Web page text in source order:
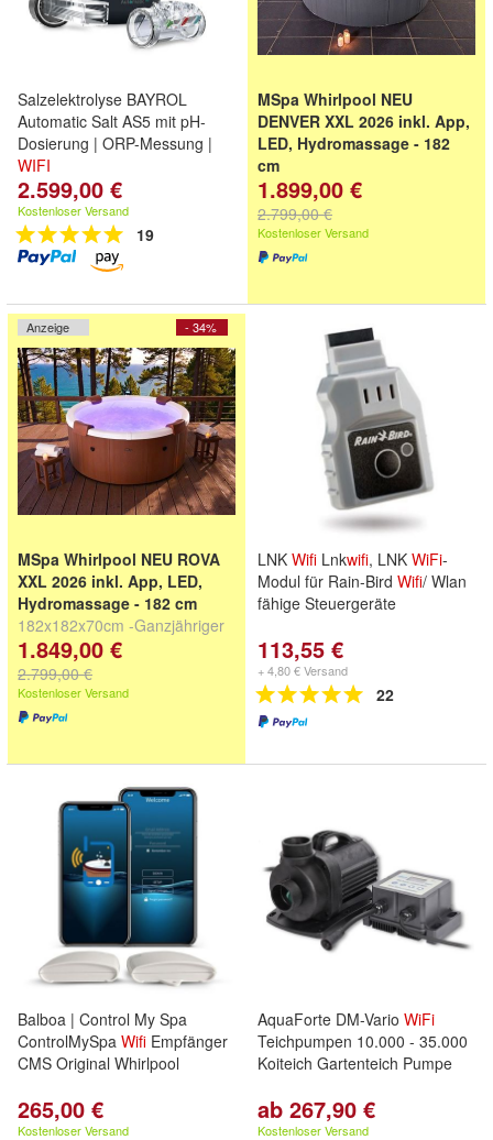
Salzelektrolyse BAYROL
Automatic Salt AS5 mit pH-
Dosierung | ORP-Messung |
WIFI
2.599,00 €
Kostenloser Versand
19
MSpa Whirlpool NEU
DENVER XXL 2026 inkl. App,
LED, Hydromassage - 182
cm
182x182x70cm -Ganzjähriger
Einsatz-Hydromassage-
LED
1.899,00 €
2.799,00 €
Kostenloser Versand
- 34%
Anzeige
MSpa Whirlpool NEU ROVA
XXL 2026 inkl. App, LED,
Hydromassage - 182 cm
182x182x70cm -Ganzjähriger
Einsatz-Hydromassage-
LED
1.849,00 €
2.799,00 €
Kostenloser Versand
LNK Wifi Lnkwifi, LNK WiFi-
Modul für Rain-Bird Wifi/ Wlan
fähige Steuergeräte
113,55 €
+ 4,80 € Versand
22
Balboa | Control My Spa
ControlMySpa Wifi Empfänger
CMS Original Whirlpool
265,00 €
Kostenloser Versand
AquaForte DM-Vario WiFi
Teichpumpen 10.000 - 35.000
Koiteich Gartenteich Pumpe
ab 267,90 €
Kostenloser Versand